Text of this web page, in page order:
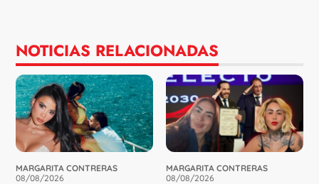
NOTICIAS RELACIONADAS
MARGARITA CONTRERAS
08/08/2026
MARGARITA CONTRERAS
08/08/2026